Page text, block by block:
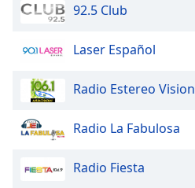
92.5 Club
Laser Español
Radio Estereo Vision
Radio La Fabulosa
Radio Fiesta